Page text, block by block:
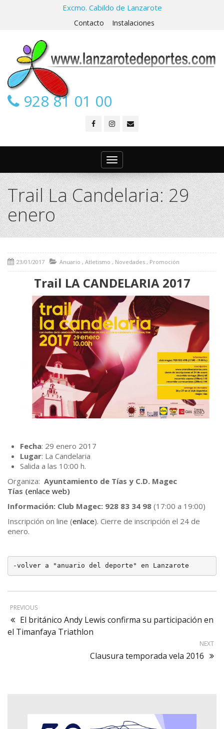
Excmo. Cabildo de Lanzarote
Contacto Instalaciones
928 81 01 00
Toggle
navigation
Trail La Candelaria: 29
enero
23/01/2017 Anuario , Atletismo , Novedades , Promoción
Trail LA CANDELARIA 2017
Fecha: 29 enero 2017
Lugar: La Candelaria
Salida a las 10:00 h.
Organiza: Ayuntamiento de Tías y C.D. Magec
Tías (enlace web)
Información: Club Magec: 928 83 34 98 (17:00 a 19:00)
Inscripción on line (enlace). Cierre de inscripción el 24 de
enero.
-volver a "anuario del deporte" en Lanzarote
PREVIOUS
El británico Andy Lewis confirma su participación en
el Timanfaya Triathlon
NEXT
Clausura temporada vela 2016